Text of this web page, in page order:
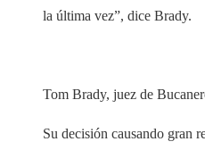
la última vez”, dice Brady.
Tom Brady, juez de
Su decisión causando gran